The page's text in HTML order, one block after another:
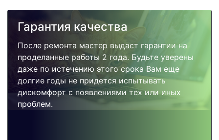
Гарантия качества
После ремонта мастер выдаст гарантии на
проделанные работы 2 года. Будьте уверены
даже по истечению этого срока Вам еще
долгие годы не придется испытывать
дискомфорт с появлениями тех или иных
проблем.